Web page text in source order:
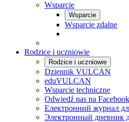
Wsparcie
Wsparcie
Wsparcie zdalne
Rodzice i uczniowie
Rodzice i uczniowie
Dziennik VULCAN
eduVULCAN
Wsparcie techniczne
Odwiedź nas na
Електронний журнал
Электронный дневник